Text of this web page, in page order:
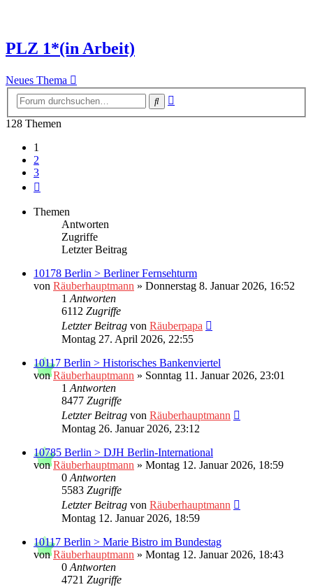
PLZ 1*(in Arbeit)
Neues Thema
Suche
128 Themen
1
2
3
Themen
Antworten
Zugriffe
Letzter Beitrag
10178 Berlin > Berliner Fernsehturm
von Räuberhauptmann » Donnerstag 8. Januar 2026, 16:52
1 Antworten
6112 Zugriffe
Letzter Beitrag von Räuberpapa
Montag 27. April 2026, 22:55
10117 Berlin > Historisches Bankenviertel
vonRäuberhauptmann » Sonntag 11. Januar 2026, 23:01
1 Antworten
8477 Zugriffe
Letzter Beitrag von Räuberhauptmann
Montag 26. Januar 2026, 23:12
10785 Berlin > DJH Berlin-International
vonRäuberhauptmann » Montag 12. Januar 2026, 18:59
0 Antworten
5583 Zugriffe
Letzter Beitrag von Räuberhauptmann
Montag 12. Januar 2026, 18:59
10117 Berlin > Marie Bistro im Bundestag
vonRäuberhauptmann » Montag 12. Januar 2026, 18:43
0 Antworten
4721 Zugriffe